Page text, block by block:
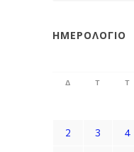
ΗΜΕΡΟΛΌΓΙΟ
Δ Τ Τ
2 3 4